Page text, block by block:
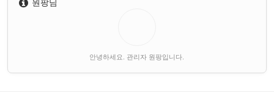
원팡님
안녕하세요. 관리자 원팡입니다.